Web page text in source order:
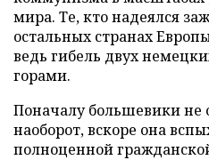
мира. Те, кто надеялся
остальных странах
ведь гибель двух
горами.
Поначалу большевики не
наоборот, вскоре она
полноценной